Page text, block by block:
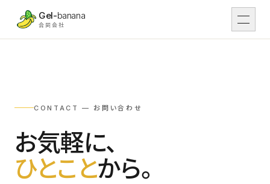
本文へスキップ
Gel-banana
合同会社
03 IT IT開発
CONTACT — お問い合わせ
お気軽に、
ひとことから。